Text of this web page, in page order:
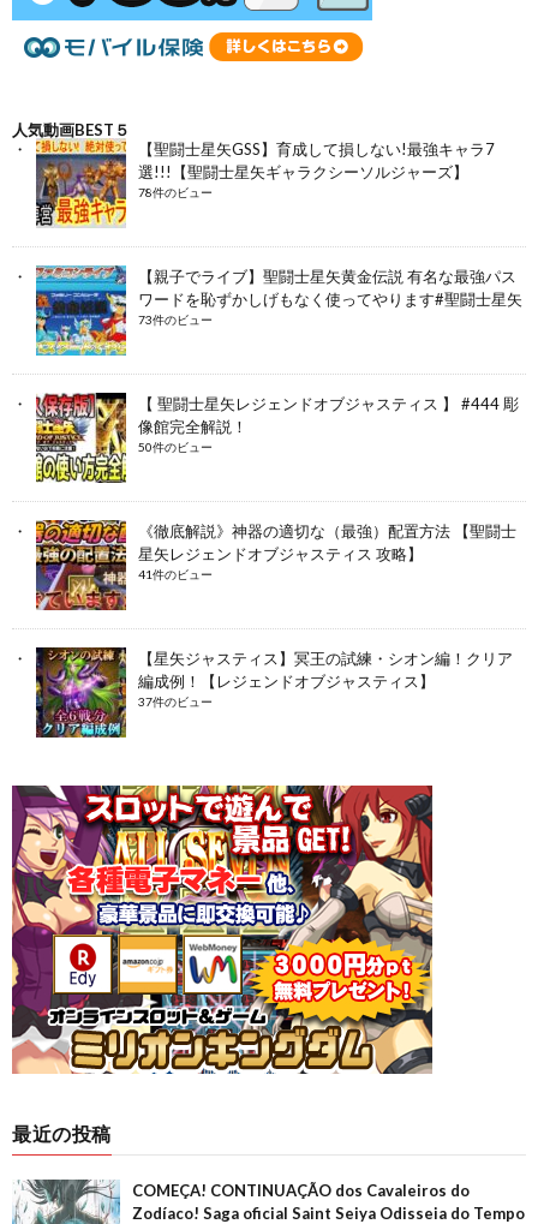
人気動画BEST５
【聖闘士星矢GSS】育成して損しない!最強キャラ7
選!!!【聖闘士星矢ギャラクシーソルジャーズ】
78件のビュー
【親子でライブ】聖闘士星矢黄金伝説 有名な最強パス
ワードを恥ずかしげもなく使ってやります#聖闘士星矢
73件のビュー
【 聖闘士星矢レジェンドオブジャスティス 】 #444 彫
像館完全解説！
50件のビュー
《徹底解説》神器の適切な（最強）配置方法 【聖闘士
星矢レジェンドオブジャスティス 攻略】
41件のビュー
【星矢ジャスティス】冥王の試練・シオン編！クリア
編成例！【レジェンドオブジャスティス】
37件のビュー
最近の投稿
COMEÇA! CONTINUAÇÃO dos Cavaleiros do
Zodíaco! Saga oficial Saint Seiya Odisseia do Tempo